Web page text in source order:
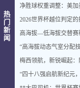
热
门
新
闻